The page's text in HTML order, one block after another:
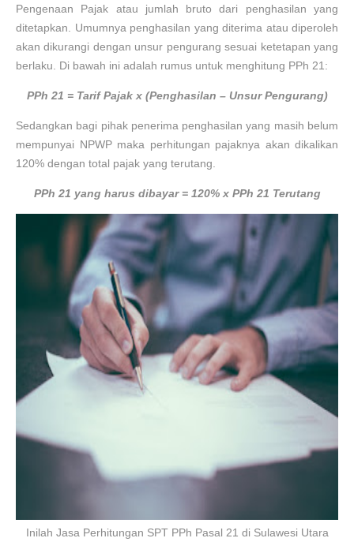
Pengenaan Pajak atau jumlah bruto dari penghasilan yang
ditetapkan. Umumnya penghasilan yang diterima atau diperoleh
akan dikurangi dengan unsur pengurang sesuai ketetapan yang
berlaku. Di bawah ini adalah rumus untuk menghitung PPh 21:
PPh 21 = Tarif Pajak x (Penghasilan – Unsur Pengurang)
Sedangkan bagi pihak penerima penghasilan yang masih belum
mempunyai NPWP maka perhitungan pajaknya akan dikalikan
120% dengan total pajak yang terutang.
PPh 21 yang harus dibayar = 120% x PPh 21 Terutang
Inilah Jasa Perhitungan SPT PPh Pasal 21 di Sulawesi Utara